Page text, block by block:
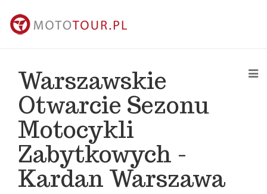
Warszawskie
Otwarcie Sezonu
Motocykli
Zabytkowych -
Kardan Warszawa
kontakt@mototour.pl